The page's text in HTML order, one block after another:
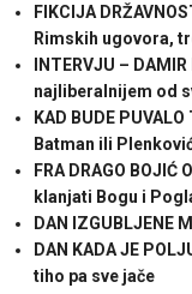
FIKCIJA
Rimskih ugovora,
INTERVJU –
najliberalnijem od
KAD BUDE
Batman ili
FRA DRAGO
klanjati Bogu i
DAN IZGUBLJENE
DAN KADA JE
tiho pa sve jače